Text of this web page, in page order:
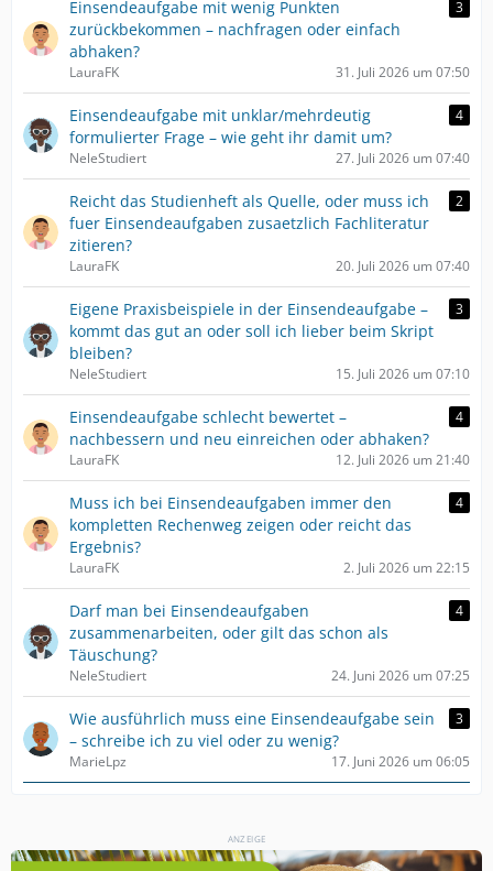
Einsendeaufgabe mit wenig Punkten
zurückbekommen – nachfragen oder einfach
abhaken?
3
LauraFK 31. Juli 2026 um 07:50
Einsendeaufgabe mit unklar/mehrdeutig
formulierter Frage – wie geht ihr damit um?
4
NeleStudiert 27. Juli 2026 um 07:40
Reicht das Studienheft als Quelle, oder muss ich
fuer Einsendeaufgaben zusaetzlich Fachliteratur
zitieren?
2
LauraFK 20. Juli 2026 um 07:40
Eigene Praxisbeispiele in der Einsendeaufgabe –
kommt das gut an oder soll ich lieber beim Skript
bleiben?
3
NeleStudiert 15. Juli 2026 um 07:10
Einsendeaufgabe schlecht bewertet –
nachbessern und neu einreichen oder abhaken?
4
LauraFK 12. Juli 2026 um 21:40
Muss ich bei Einsendeaufgaben immer den
kompletten Rechenweg zeigen oder reicht das
Ergebnis?
4
LauraFK 2. Juli 2026 um 22:15
Darf man bei Einsendeaufgaben
zusammenarbeiten, oder gilt das schon als
Täuschung?
4
NeleStudiert 24. Juni 2026 um 07:25
Wie ausführlich muss eine Einsendeaufgabe sein
– schreibe ich zu viel oder zu wenig?
3
MarieLpz 17. Juni 2026 um 06:05
ANZEIGE